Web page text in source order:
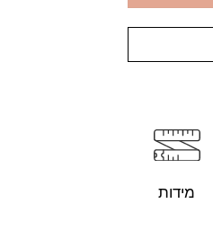
מידות